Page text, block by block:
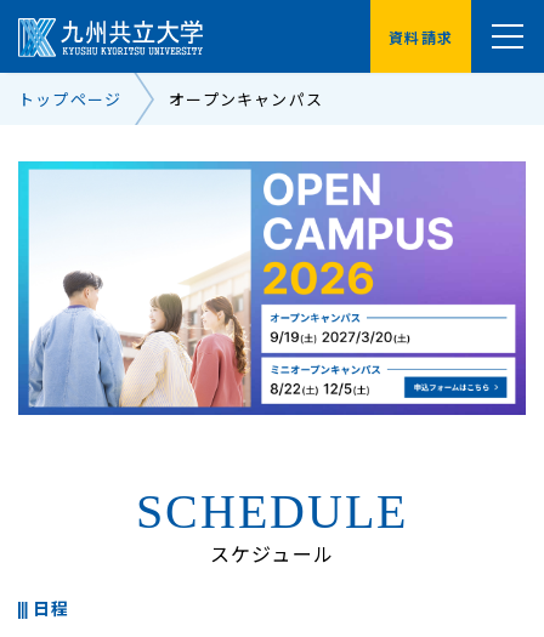
資料請求
在学生の方へ
保護者の方へ
企業・地域の方へ 交通アクセス
お問い合わせ一覧
トップページ オープンキャンパス
SCHEDULE
スケジュール
日程